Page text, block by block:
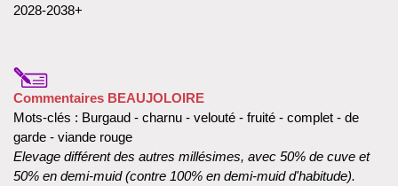
2028-2038+
Commentaires BEAUJOLOIRE
Mots-clés : Burgaud - charnu - velouté - fruité - complet - de
garde - viande rouge
Elevage différent des autres millésimes, avec 50% de cuve et
50% en demi-muid (contre 100% en demi-muid d'habitude).